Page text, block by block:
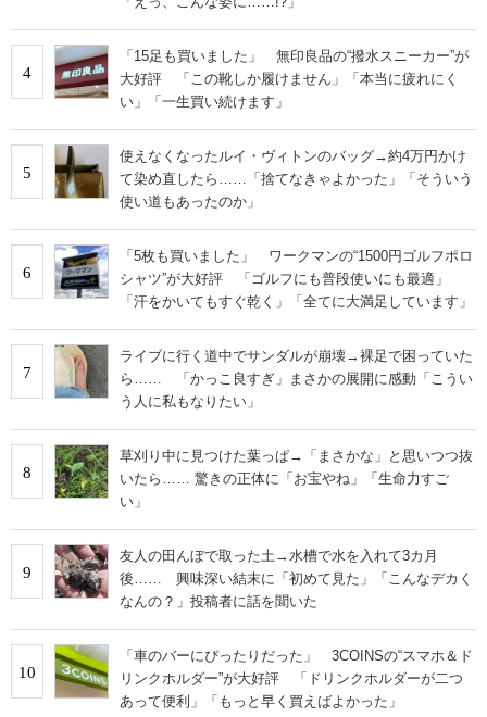
4
「15足も買いました」 無印良品の“撥水スニーカー”が
大好評 「この靴しか履けません」「本当に疲れにく
い」「一生買い続けます」
5
使えなくなったルイ・ヴィトンのバッグ→約4万円かけ
て染め直したら……「捨てなきゃよかった」「そういう
使い道もあったのか」
6
「5枚も買いました」 ワークマンの“1500円ゴルフポロ
シャツ”が大好評 「ゴルフにも普段使いにも最適」
「汗をかいてもすぐ乾く」「全てに大満足しています」
7
ライブに行く道中でサンダルが崩壊→裸足で困っていた
ら…… 「かっこ良すぎ」まさかの展開に感動「こうい
う人に私もなりたい」
8
草刈り中に見つけた葉っぱ→「まさかな」と思いつつ抜
いたら…… 驚きの正体に「お宝やね」「生命力すご
い」
9
友人の田んぼで取った土→水槽で水を入れて3カ月
後…… 興味深い結末に「初めて見た」「こんなデカく
なんの？」投稿者に話を聞いた
10
「車のバーにぴったりだった」 3COINSの“スマホ＆ド
リンクホルダー”が大好評 「ドリンクホルダーが二つ
あって便利」「もっと早く買えばよかった」